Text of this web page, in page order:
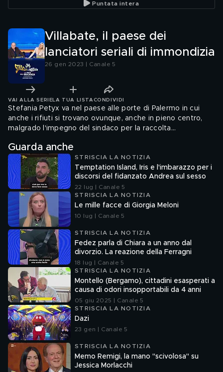
Denaro
Puntata intera
Villabate, il paese dei
lanciatori seriali di immondizia
26 gen 2023 | Canale 5
VAI ALLA SERIE LA TUA LISTA CONDIVIDI
Stefania Petyx va nel paese alle porte di Palermo in cui
anche i rifiuti si trovano ovunque, anche in pieno centro,
malgrado l'impegno del sindaco per la raccolta
che si dedichi a questo folle sport del lancio di immondizia
anche più volte al giorno.
Guarda anche
STRISCIA LA NOTIZIA
Temptation Island, Iris e l'imbarazzo per i
discorsi del fidanzato Andrea sul sesso
22 lug | Canale 5
STRISCIA LA NOTIZIA
Le mille facce di Giorgia Meloni
10 lug | Canale 5
STRISCIA LA NOTIZIA
Fedez parla di Chiara a un anno dal
divorzio. La reazione della Ferragni
18 lug | Canale 5
STRISCIA LA NOTIZIA
Montello (Bergamo), cittadini esasperati a
causa di odori insopportabili da 4 anni
05 giu 2025 | Canale 5
STRISCIA LA NOTIZIA
Dazi
23 gen | Canale 5
STRISCIA LA NOTIZIA
Memo Remigi, la mano "scivolosa" su
Jessica Morlacchi